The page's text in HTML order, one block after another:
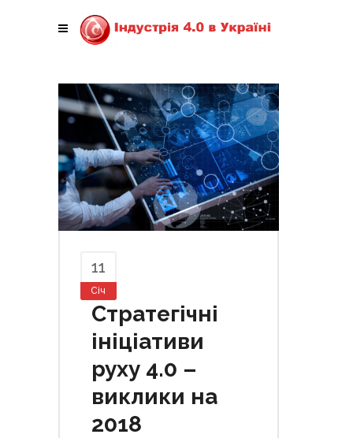
11
Січ
Стратегічні
ініціативи
руху 4.0 –
виклики на
2018